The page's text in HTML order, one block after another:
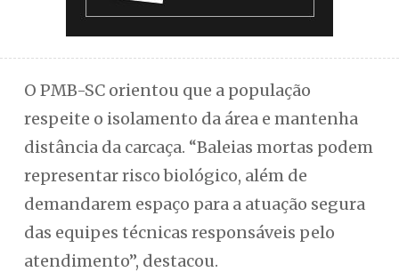
O PMB-SC orientou que a população
respeite o isolamento da área e mantenha
distância da carcaça. “Baleias mortas podem
representar risco biológico, além de
demandarem espaço para a atuação segura
das equipes técnicas responsáveis pelo
atendimento”, destacou.